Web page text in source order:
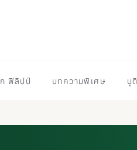
ฟิลิปป์ บทความพิเศษ บู